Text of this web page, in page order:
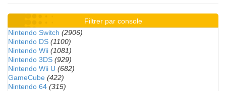
Filtrer par console
Nintendo Switch (2906)
Nintendo DS (1100)
Nintendo Wii (1081)
Nintendo 3DS (929)
Nintendo Wii U (682)
GameCube (422)
Nintendo 64 (315)